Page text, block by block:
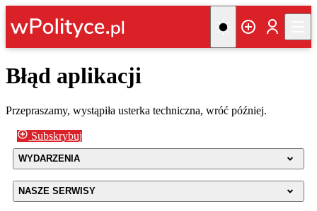
Błąd aplikacji
Przepraszamy, wystąpiła usterka techniczna, wróć później.
Subskrybuj
WYDARZENIA
NASZE SERWISY